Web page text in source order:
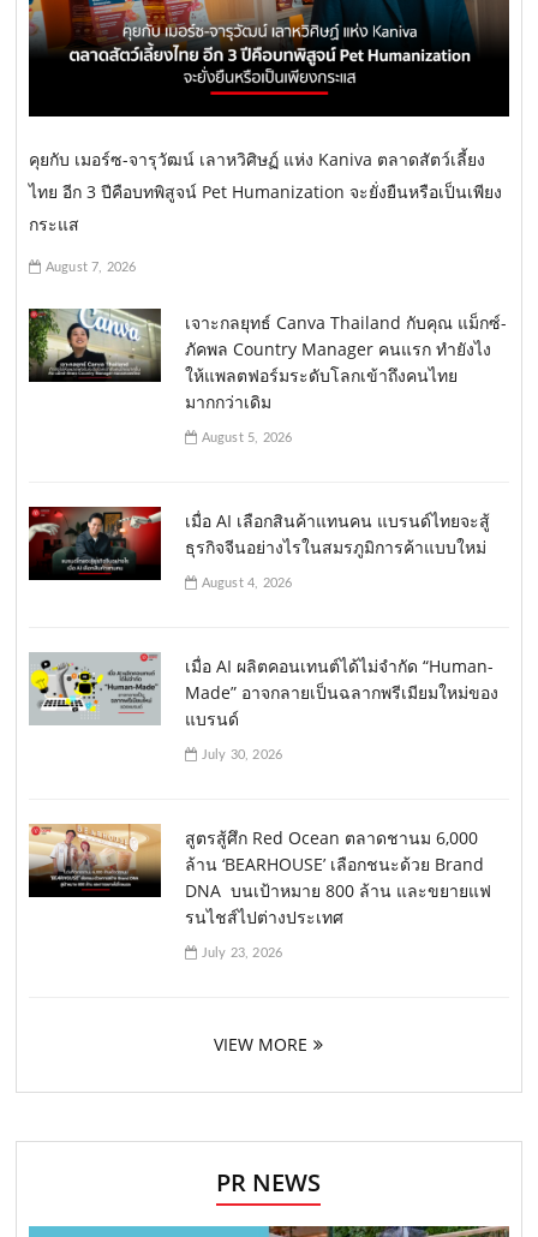
คุยกับ เมอร์ซ-จารุวัฒน์ เลาหวิศิษฏ์ แห่ง Kaniva ตลาดสัตว์เลี้ยง
ไทย อีก 3 ปีคือบทพิสูจน์ Pet Humanization จะยั่งยืนหรือเป็นเพียง
กระแส
August 7, 2026
เจาะกลยุทธ์ Canva Thailand กับคุณ แม็กซ์-
ภัคพล Country Manager คนแรก ทำยังไง
ให้แพลตฟอร์มระดับโลกเข้าถึงคนไทย
มากกว่าเดิม
August 5, 2026
เมื่อ AI เลือกสินค้าแทนคน แบรนด์ไทยจะสู้
ธุรกิจจีนอย่างไรในสมรภูมิการค้าแบบใหม่
August 4, 2026
เมื่อ AI ผลิตคอนเทนต์ได้ไม่จำกัด “Human-
Made” อาจกลายเป็นฉลากพรีเมียมใหม่ของ
แบรนด์
July 30, 2026
สูตรสู้ศึก Red Ocean ตลาดชานม 6,000
ล้าน ‘BEARHOUSE’ เลือกชนะด้วย Brand
DNA บนเป้าหมาย 800 ล้าน และขยายแฟ
รนไชส์ไปต่างประเทศ
July 23, 2026
VIEW MORE
PR NEWS